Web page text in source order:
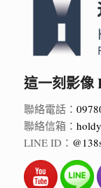
這一刻影像
聯絡電話：
聯絡信箱：
LINE ID：